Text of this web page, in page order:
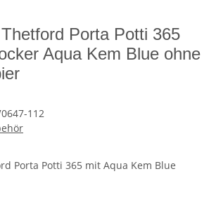
Porta Potti 365
Aqua Kem Blue ohne
112
Porta Potti 365 mit Aqua Kem Blue